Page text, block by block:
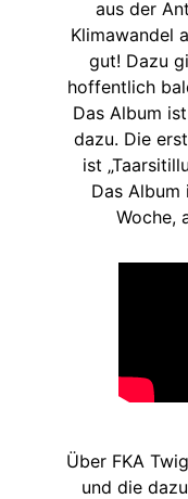
aus der
Klimawandel
gut! Dazu
hoffentlich
Das Album
dazu. Die
ist
Das
Woche,
Über FKA
und die